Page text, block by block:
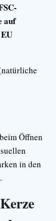
auf
EU
Öffnen
in den